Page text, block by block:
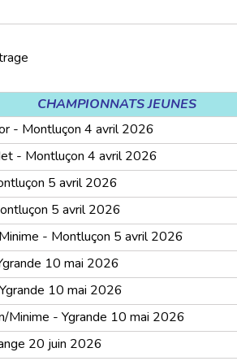
CHAMPIONNATS JEUNES
- Montluçon 4 avril 2026
- Montluçon 4 avril 2026
5 avril 2026
5 avril 2026
- Montluçon 5 avril 2026
10 mai 2026
10 mai 2026
Minime - Ygrande 10 mai 2026
20 juin 2026